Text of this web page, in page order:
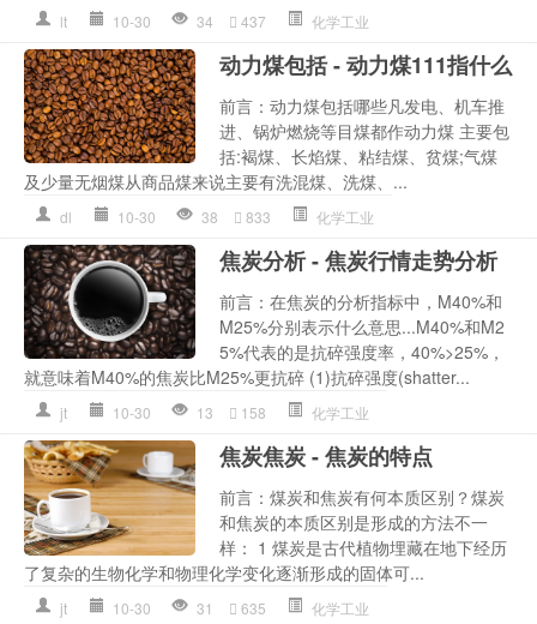
lt 10-30 34 437 化学工业
动力煤包括 - 动力煤111指什么
前言：动力煤包括哪些凡发电、机车推
进、锅炉燃烧等目煤都作动力煤 主要包
括:褐煤、长焰煤、粘结煤、贫煤;气煤
及少量无烟煤从商品煤来说主要有洗混煤、洗煤、...
dl 10-30 38 833 化学工业
焦炭分析 - 焦炭行情走势分析
前言：在焦炭的分析指标中，M40%和
M25%分别表示什么意思...M40%和M2
5%代表的是抗碎强度率，40%>25%，
就意味着M40%的焦炭比M25%更抗碎 (1)抗碎强度(shatter...
jt 10-30 13 158 化学工业
焦炭焦炭 - 焦炭的特点
前言：煤炭和焦炭有何本质区别？煤炭
和焦炭的本质区别是形成的方法不一
样： 1 煤炭是古代植物埋藏在地下经历
了复杂的生物化学和物理化学变化逐渐形成的固体可...
jt 10-30 31 635 化学工业